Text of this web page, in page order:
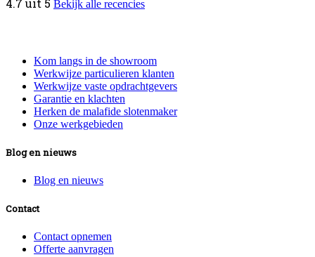
4.7 uit 5 Bekijk alle recencies
Kom langs in de showroom
Werkwijze particulieren klanten
Werkwijze vaste opdrachtgevers
Garantie en klachten
Herken de malafide slotenmaker
Onze werkgebieden
Blog en nieuws
Blog en nieuws
Contact
Contact opnemen
Offerte aanvragen